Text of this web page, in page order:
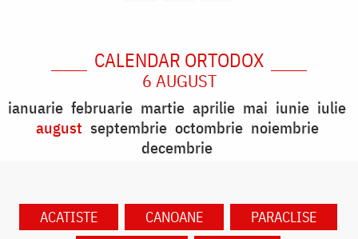
CALENDAR ORTODOX
6 AUGUST
ianuarie februarie martie aprilie mai iunie iulie
august septembrie octombrie noiembrie
decembrie
ACATISTE CANOANE
PARACLISE